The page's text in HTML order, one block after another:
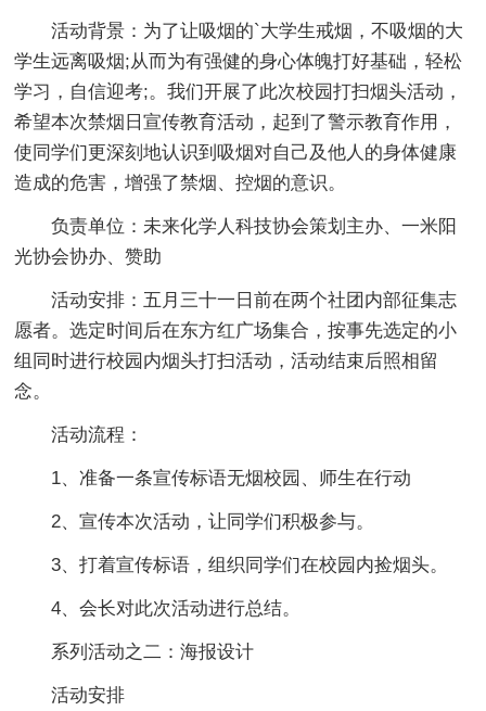
活动背景：为了让吸烟的`大学生戒烟，不吸烟的大
学生远离吸烟;从而为有强健的身心体魄打好基础，轻松
学习，自信迎考;。我们开展了此次校园打扫烟头活动，
希望本次禁烟日宣传教育活动，起到了警示教育作用，
使同学们更深刻地认识到吸烟对自己及他人的身体健康
造成的危害，增强了禁烟、控烟的意识。
负责单位：未来化学人科技协会策划主办、一米阳
光协会协办、赞助
活动安排：五月三十一日前在两个社团内部征集志
愿者。选定时间后在东方红广场集合，按事先选定的小
组同时进行校园内烟头打扫活动，活动结束后照相留
念。
活动流程：
1、准备一条宣传标语无烟校园、师生在行动
2、宣传本次活动，让同学们积极参与。
3、打着宣传标语，组织同学们在校园内捡烟头。
4、会长对此次活动进行总结。
系列活动之二：海报设计
活动安排